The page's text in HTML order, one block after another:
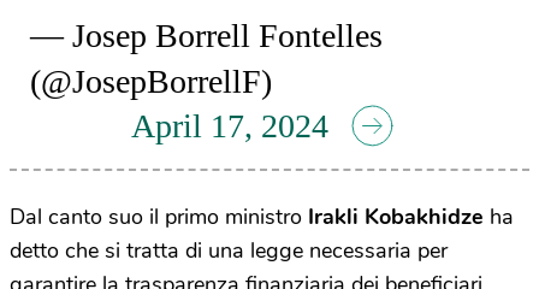
— Josep Borrell Fontelles
(@JosepBorrellF)
April 17, 2024
Dal canto suo il primo ministro Irakli Kobakhidze ha
detto che si tratta di una legge necessaria per